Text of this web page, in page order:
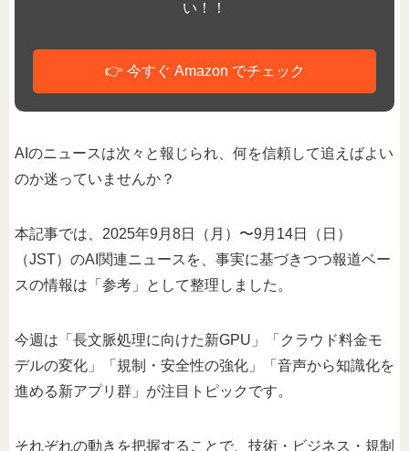
い！！
👉 今すぐ Amazon でチェック
AIのニュースは次々と報じられ、何を信頼して追えばよい
のか迷っていませんか？
本記事では、2025年9月8日（月）〜9月14日（日）
（JST）のAI関連ニュースを、事実に基づきつつ報道ベー
スの情報は「参考」として整理しました。
今週は「長文脈処理に向けた新GPU」「クラウド料金モ
デルの変化」「規制・安全性の強化」「音声から知識化を
進める新アプリ群」が注目トピックです。
それぞれの動きを把握することで、技術・ビジネス・規制